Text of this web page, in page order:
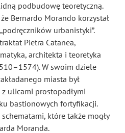
podbudowę teoretyczną.
Bernardo Morando korzystał
urbanistyki”.
Pietra Catanea,
architekta i teoretyka
W swoim dziele
miasta był
ulicami prostopadłymi
bastionowych fortyfikacji.
które także mogły
Moranda.